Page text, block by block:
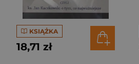
KSIĄŻKA
18,71 zł